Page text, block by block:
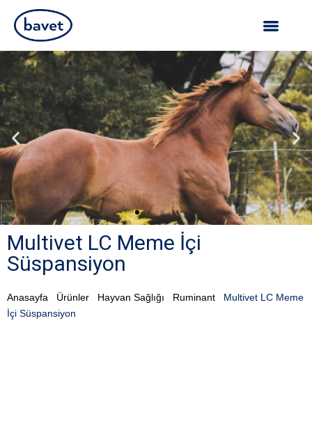
Multivet LC Meme İçi
Süspansiyon
Anasayfa Ürünler Hayvan Sağlığı Ruminant
Multivet LC Meme
İçi Süspansiyon